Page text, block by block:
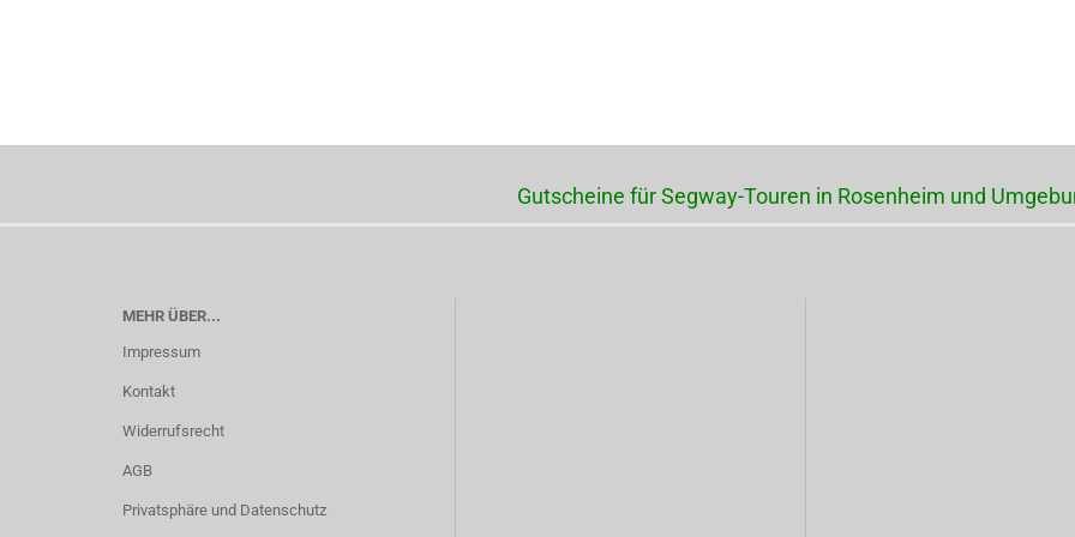
Gutscheine für Segway-Touren in Rosenheim und
MEHR ÜBER...
Impressum
Kontakt
Widerrufsrecht
AGB
Privatsphäre und Datenschutz